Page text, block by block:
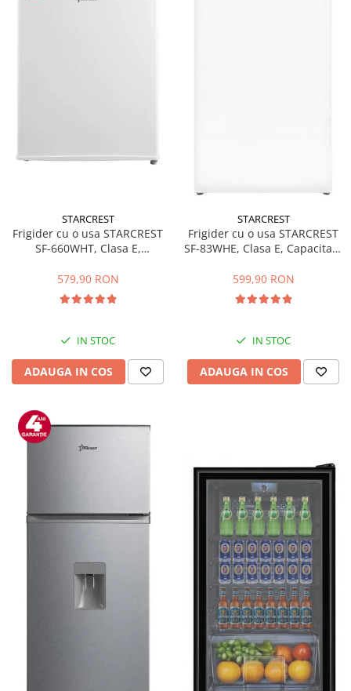
STARCREST
Frigider cu o usa STARCREST
SF-660WHT, Clasa E,
579,90 RON
IN STOC
ADAUGA IN COS
STARCREST
Frigider cu o usa STARCREST
SF-83WHE, Clasa E, Capacitate
Compartiment gheata, H 85
cm, Alb
599,90 RON
IN STOC
ADAUGA IN COS